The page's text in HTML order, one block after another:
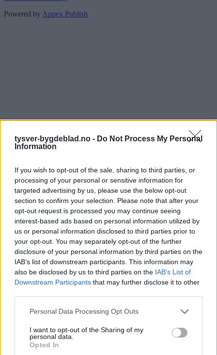
tysver-bygdeblad.no - Do Not Process My Personal
Information
If you wish to opt-out of the sale, sharing to third parties, or
processing of your personal or sensitive information for
targeted advertising by us, please use the below opt-out
section to confirm your selection. Please note that after your
opt-out request is processed you may continue seeing
interest-based ads based on personal information utilized by
us or personal information disclosed to third parties prior to
your opt-out. You may separately opt-out of the further
disclosure of your personal information by third parties on the
IAB’s list of downstream participants. This information may
also be disclosed by us to third parties on the IAB’s List of
Downstream Participants that may further disclose it to other
Personal Data Processing Opt Outs
I want to opt-out of the Sharing of my
personal data.
Opted In
Powered by Appex Publish